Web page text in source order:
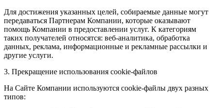
Для достижения указанных целей, собираемые данные могут
передаваться Партнерам Компании, которые оказывают
помощь Компании в предоставлении услуг. К категориям
таких получателей относятся: веб-аналитика, обработка
данных, реклама, информационные и рекламные рассылки и
другие услуги.
3. Прекращение использования cookie-файлов
На Сайте Компании используются cookie-файлы двух разных
типов: